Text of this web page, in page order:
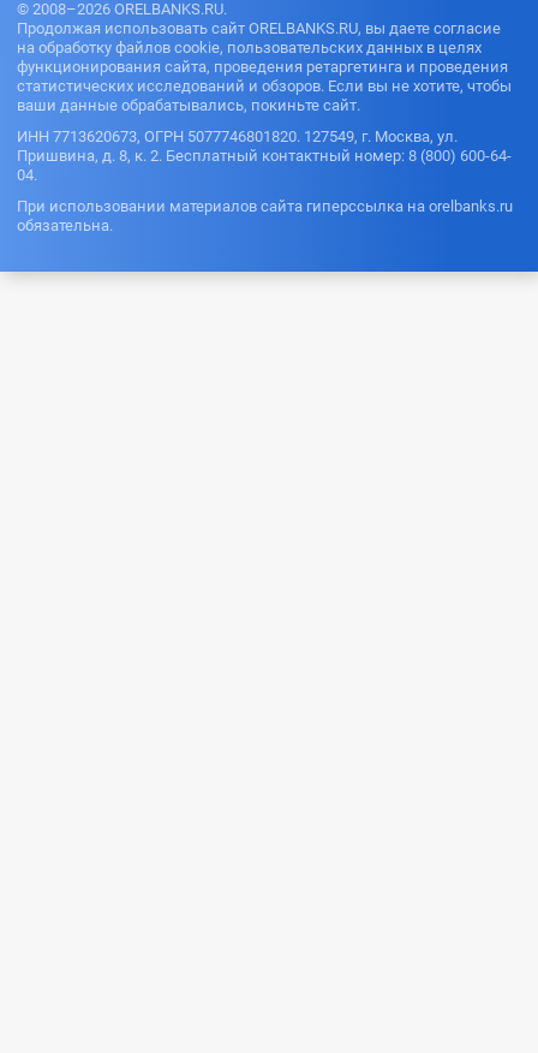
© 2008–2026 ORELBANKS.RU.
Продолжая использовать сайт ORELBANKS.RU, вы даете согласие
на обработку файлов cookie, пользовательских данных в целях
функционирования сайта, проведения ретаргетинга и проведения
статистических исследований и обзоров. Если вы не хотите, чтобы
ваши данные обрабатывались, покиньте сайт.
ИНН 7713620673, ОГРН 5077746801820. 127549, г. Москва, ул.
Пришвина, д. 8, к. 2. Бесплатный контактный номер: 8 (800) 600-64-
04.
При использовании материалов сайта гиперссылка на orelbanks.ru
обязательна.